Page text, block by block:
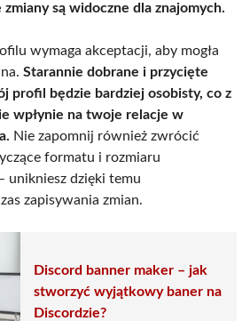
są widoczne dla znajomych.
wymaga akceptacji, aby mogła
Starannie dobrane i przycięte
profil będzie bardziej osobisty, co z
wpłynie na twoje relacje w
Nie zapomnij również zwrócić
formatu i rozmiaru
unikniesz dzięki temu
zapisywania zmian.
Discord banner maker – jak
stworzyć wyjątkowy baner na
Discordzie?